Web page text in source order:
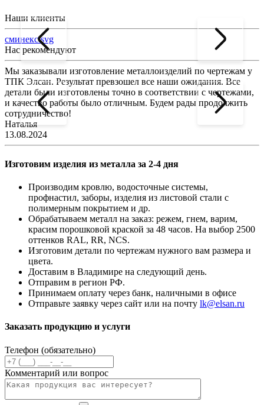
Наши клиенты
сминекс.svg
Нас рекомендуют
Мы заказывали изготовление металлоизделий по чертежам у
ТПК Элсан. Результат превзошел все наши ожидания. Все
детали были изготовлены точно в соответствии с чертежами,
и качество работы было отличным. Будем рады продолжить
сотрудничество!
Наталья
13.08.2024
Изготовим изделия из металла за 2-4 дня
Производим кровлю, водосточные системы,
профнастил, заборы, изделия из листовой стали с
полимерным покрытием и др.
Обрабатываем металл на заказ: режем, гнем, варим,
красим порошковой краской за 48 часов. На выбор 2500
оттенков RAL, RR, NCS.
Изготовим детали по чертежам нужного вам размера и
цвета.
Доставим в Владимире на следующий день.
Отправим в регион РФ.
Принимаем оплату через банк, наличными в офисе
Отправьте заявку через сайт или на почту lk@elsan.ru
Заказать продукцию и услуги
Телефон (обязательно)
Комментарий или вопрос